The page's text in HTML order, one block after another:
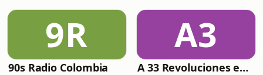
9R
90s Radio Colombia
A3
A 33 Revoluciones en el Rock